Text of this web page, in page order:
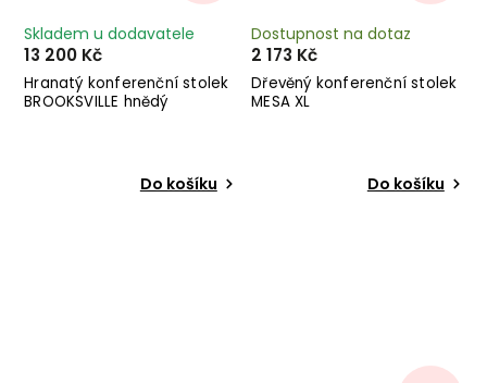
Hranatý konferenční stolek
BROOKSVILLE hnědý
Skladem u dodavatele
13 200 Kč
Do košíku
Dřevěný konferenční stolek
MESA XL
Dostupnost na dotaz
2 173 Kč
Do košíku